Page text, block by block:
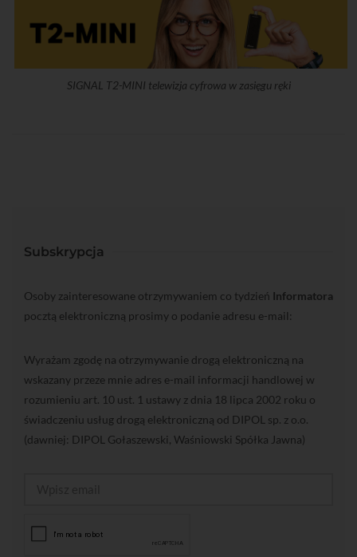
SIGNAL T2-MINI telewizja cyfrowa w zasięgu ręki
Subskrypcja
Osoby zainteresowane otrzymywaniem co tydzień Informatora
pocztą elektroniczną prosimy o podanie adresu e-mail:
Wyrażam zgodę na otrzymywanie drogą elektroniczną na
wskazany przeze mnie adres e-mail informacji handlowej w
rozumieniu art. 10 ust. 1 ustawy z dnia 18 lipca 2002 roku o
świadczeniu usług drogą elektroniczną od DIPOL sp. z o.o.
(dawniej: DIPOL Gołaszewski, Waśniowski Spółka Jawna)